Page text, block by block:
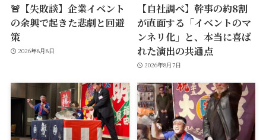
🚨【失敗談】企業イベント
の余興で起きた悲劇と回避
策
2026年8月8日
【自社調べ】幹事の約8割
が直面する「イベントのマ
ンネリ化」と、本当に喜ば
れた演出の共通点
2026年8月7日